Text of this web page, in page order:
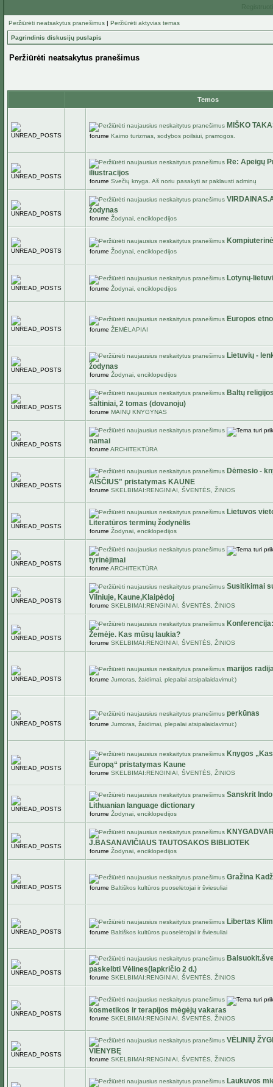
Peržiūrėti neatsakytus pranešimus | Peržiūrėti aktyvias temas
Pagrindinis diskusijų puslapis
Peržiūrėti neatsakytus pranešimus
Temos
MIŠKO
forume Kaimo turizmas, sodybos poilsiui, pramogos.
Re: Apeigų
iliustracijos
forume Svečių knyga. Aš noriu pasakyti ar paklausti adminų
žodynas
forume Žodynai, enciklopedijos
forume Žodynai, enciklopedijos
Lotynų-
forume Žodynai, enciklopedijos
Europos
forume ŽEMĖLAPIAI
Lietuvių -
žodynas
forume Žodynai, enciklopedijos
Baltų
šaltiniai, 2 tomas (dovanoju)
forume MAINŲ KNYGYNAS
namai
forume ARCHITEKTŪRA
Dėmesio -
AISČIUS" pristatymas KAUNE
forume SKELBIMAI:RENGINIAI, ŠVENTĖS, ŽINIOS
Lietuvos
Literatūros terminų žodynėlis
forume Žodynai, enciklopedijos
tyrinėjimai
forume ARCHITEKTŪRA
Susitikimai
Vilniuje, Kaune,Klaipėdoj
forume SKELBIMAI:RENGINIAI, ŠVENTĖS, ŽINIOS
Žemėje. Kas mūsų laukia?
forume SKELBIMAI:RENGINIAI, ŠVENTĖS, ŽINIOS
marijos
forume Jumoras, žaidimai, plepalai atsipalaidavimui:)
perkūnas
forume Jumoras, žaidimai, plepalai atsipalaidavimui:)
Knygos
Europą“ pristatymas Kaune
forume SKELBIMAI:RENGINIAI, ŠVENTĖS, ŽINIOS
Sanskrit
Lithuanian language dictionary
forume Žodynai, enciklopedijos
J.BASANAVIČIAUS TAUTOSAKOS BIBLIOTEK
forume Žodynai, enciklopedijos
Gražina
forume Baltiškos kultūros puoselėtojai ir šviesuliai
Libertas
forume Baltiškos kultūros puoselėtojai ir šviesuliai
paskelbti Vėlines(lapkričio 2 d.)
forume SKELBIMAI:RENGINIAI, ŠVENTĖS, ŽINIOS
kosmetikos ir terapijos mėgėjų vakaras
forume SKELBIMAI:RENGINIAI, ŠVENTĖS, ŽINIOS
VĖLINIŲ
VIENYBĘ
forume SKELBIMAI:RENGINIAI, ŠVENTĖS, ŽINIOS
Laukuvos